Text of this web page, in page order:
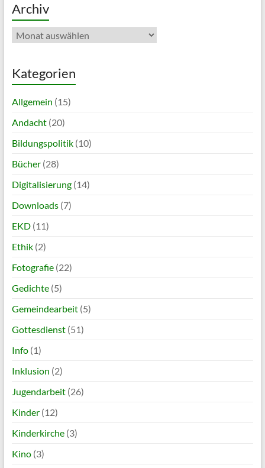
Archiv
Archiv
Kategorien
Allgemein (15)
Andacht(20)
Bildungspolitik(10)
Bücher(28)
Digitalisierung(14)
Downloads(7)
EKD(11)
Ethik(2)
Fotografie(22)
Gedichte(5)
Gemeindearbeit(5)
Gottesdienst(51)
Info(1)
Inklusion (2)
Jugendarbeit(26)
Kinder(12)
Kinderkirche(3)
Kino(3)